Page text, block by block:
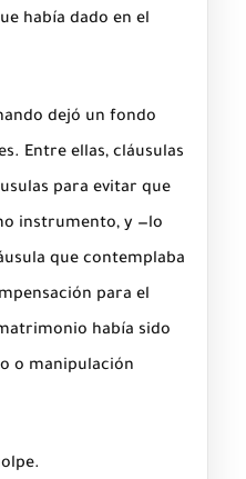
había dado en el
dejó un fondo
Entre ellas, cláusulas
para evitar que
instrumento, y —lo
que contemplaba
para el
había sido
o manipulación